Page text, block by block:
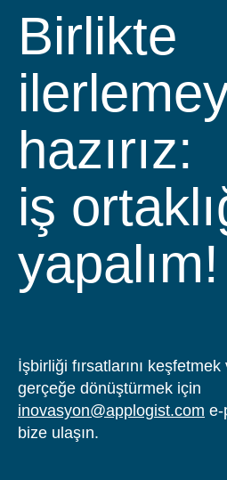
7
8
Birlikte
hazırız:
iş
İşbirliği fırsatlarını
gerçeğe dönüştürmek için
inovasyon@applogist.com e-
bize ulaşın.